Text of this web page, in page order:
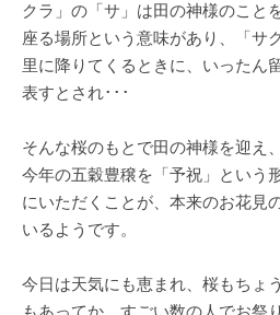
クラ」の「サ」は田の神様のこと
座る場所という意味があり、「サ
里に降りてくるときに、いったん
表すとされ･･･
そんな桜のもとで田の神様を迎え
今年の五穀豊穣を「予祝」という
にいただくことが、本来のお花見
いるようです。
今日は天気にも恵まれ、桜もちょ
もあってか、すごい数の人でお祭